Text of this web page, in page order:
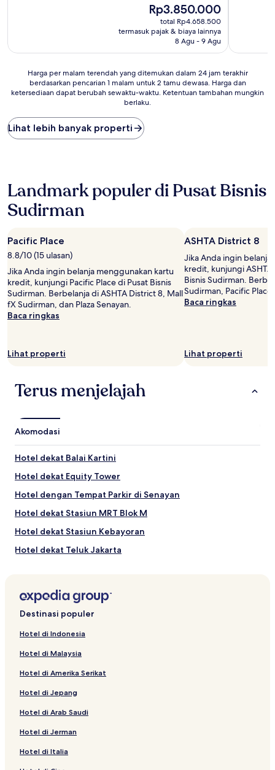
Harga
sekarang
Rp3.850.000
Rp3.850.000
total Rp4.658.500
termasuk pajak & biaya lainnya
8 Agu - 9 Agu
Harga
malam
yang
ditemukan
dalam
berdasarkan
pencarian
1
malam
2
tamu
dewasa.
Harga
dan
ketersediaan
dapat
berubah
Ketentuan
tambahan
berlaku.
Harga per malam terendah yang ditemukan dalam 24 jam terakhir
berdasarkan pencarian 1 malam untuk 2 tamu dewasa. Harga dan
ketersediaan dapat berubah sewaktu-waktu. Ketentuan tambahan mungkin
berlaku.
Lihat lebih banyak properti
Landmark populer di Pusat Bisnis
Sudirman
Pacific Place
8.8/10 (15 ulasan)
Jika Anda ingin belanja menggunakan kartu
kredit, kunjungi Pacific Place di Pusat Bisnis
Sudirman. Berbelanja di ASHTA District 8, Mall
fX Sudirman, dan Plaza Senayan.
Baca ringkas
Lihat properti
ASHTA District 8
Jika Anda ingin
kredit, kunjungi
Bisnis Sudirman.
Sudirman, Pacific
Baca ringkas
Lihat properti
Terus menjelajah
Akomodasi
Hotel dekat Balai Kartini
Hotel dekat Equity Tower
Hotel dengan Tempat Parkir di Senayan
Hotel dekat Stasiun MRT Blok M
Hotel dekat Stasiun Kebayoran
Hotel dekat Teluk Jakarta
Hotel dekat Museum Keprajuritan ABRI
Hotel dekat Kedutaan Besar Timor Leste
Hotel Bintang 4 di Jakarta
Hotel dekat Balai Sidang Jakarta Convention Center
Hotel dengan Dapur Kecil di Grogol Utara
Hotel Bintang 2 di Bendungan Hilir
Hotel dekat Kedutaan Besar Panama
Destinasi populer
Hotel di Indonesia
Hotel di Malaysia
Hotel di Amerika Serikat
Hotel di Jepang
Hotel di Arab Saudi
Hotel di Jerman
Hotel di Italia